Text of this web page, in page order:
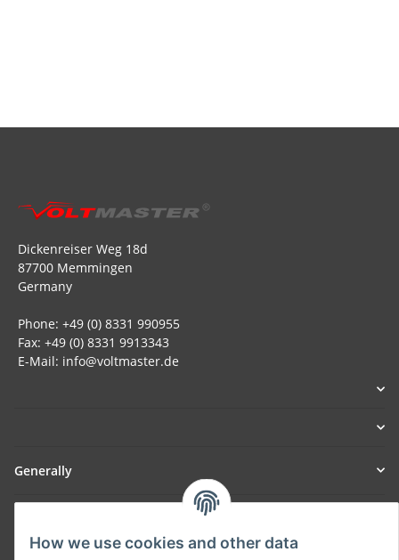
How we use cookies and other data
Dickenreiser Weg 18d
87700 Memmingen
Germany
Phone: +49 (0) 8331 990955
Fax: +49 (0) 8331 9913343
E-Mail: info@voltmaster.de
Generally
SmoliTec - Safety. Simplified. Worldwide. ( B2B Shop )